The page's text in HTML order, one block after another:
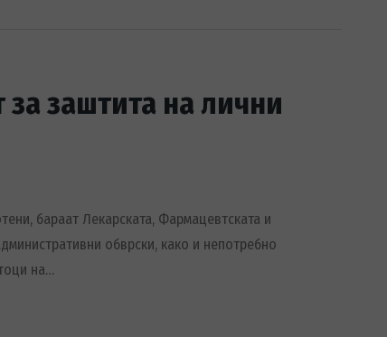
заштита на лични
бараат Лекарската, Фармацевтската и
обврски, како и непотребно
на…